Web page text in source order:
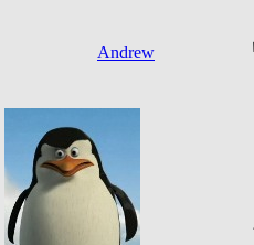
Andrew